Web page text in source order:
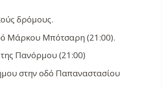
δρόμους.
Μάρκου Μπότσαρη (21:00).
Πανόρμου (21:00)
στην οδό Παπαναστασίου